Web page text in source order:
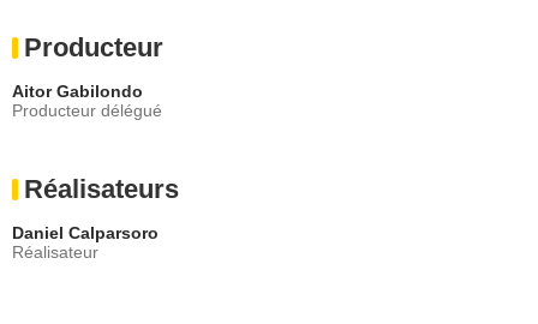
Producteur
Aitor Gabilondo
Producteur délégué
Réalisateurs
Daniel Calparsoro
Réalisateur